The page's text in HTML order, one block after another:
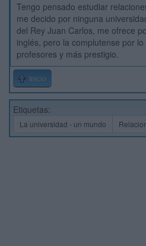
Tengo pensado estudiar
me decido por ninguna
del Rey Juan Carlos, me ofrece
inglés, pero la complutense por
profesores y más prestigio.
Inicio
Etiquetas:
La universidad - un mundo